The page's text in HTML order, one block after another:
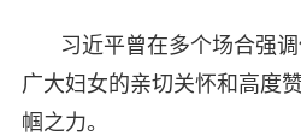
习近平曾在多个场合强
广大妇女的亲切关怀和高度
帼之力。